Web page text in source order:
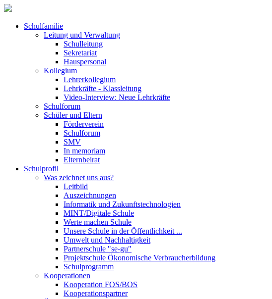
Schulfamilie
Leitung und Verwaltung
Schulleitung
Sekretariat
Hauspersonal
Kollegium
Lehrerkollegium
Lehrkräfte - Klassleitung
Video-Interview: Neue Lehrkräfte
Schulforum
Schüler und Eltern
Förderverein
Schulforum
SMV
In memoriam
Elternbeirat
Schulprofil
Was zeichnet uns aus?
Leitbild
Auszeichnungen
Informatik und Zukunftstechnologien
MINT/Digitale Schule
Werte machen Schule
Unsere Schule in der Öffentlichkeit ...
Umwelt und Nachhaltigkeit
Partnerschule "se-gu"
Projektschule Ökonomische Verbraucherbildung
Schulprogramm
Kooperationen
Kooperation FOS/BOS
Kooperationspartner